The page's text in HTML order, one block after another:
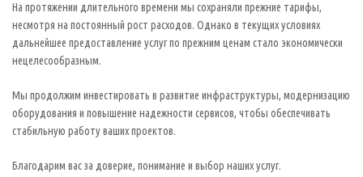
На протяжении длительного времени мы сохраняли прежние тарифы,
несмотря на постоянный рост расходов. Однако в текущих условиях
дальнейшее предоставление услуг по прежним ценам стало экономически
нецелесообразным.
Мы продолжим инвестировать в развитие инфраструктуры, модернизацию
оборудования и повышение надежности сервисов, чтобы обеспечивать
стабильную работу ваших проектов.
Благодарим вас за доверие, понимание и выбор наших услуг.